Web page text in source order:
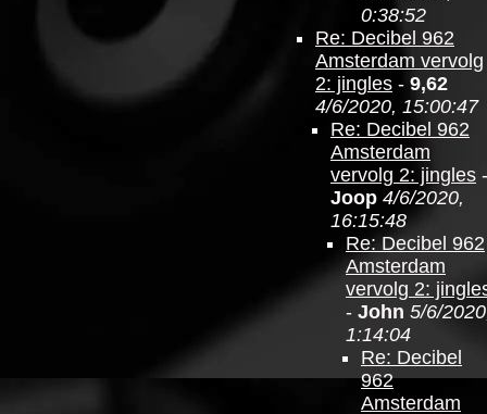
0:38:52
Re: Decibel 962
Amsterdam vervolg
2: jingles - 9,62
4/6/2020, 15:00:47
Re: Decibel 962
Amsterdam
vervolg 2: jingles -
Joop 4/6/2020,
16:15:48
Re: Decibel 962
Amsterdam
vervolg 2:
- John 5/6/
1:14:04
Re: Decibel
962
Amsterdam